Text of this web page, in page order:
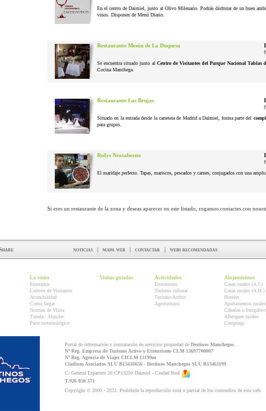
En el centro de Daimiel, junto al Olivo Milenario. Podrás disfrutar de un buen
vinos. Disponen de Menú Diario.
Restaurante Mesón de La Duquesa
Se encuentra situado junto al Centro de Visitantes del Parque Nacional Tablas
Cocina Manchega.
Restaurante Las Brujas
Situado en la entrada desde la carretera de Madrid a Daimiel, forma parte del
para grupos.
Rufys Neotaberna
El maridaje perfecto. Tapas, mariscos, pescados y carnes, conjugados con una
Si eres un restaurante de la zona y deseas aparecer en este listado, rogamos contactes con
noticias | mapa web | contactar | webs recomendadas
La visita
Itinerarios
Centros de Visitantes
Accesibilidad
Como llegar
Normas de Visita
Tienda / Alquiler
Parte meteorológico
Visitas guiadas Actividades
Ecoturismo
Turismo cultural
Turismo Activo
Agroturismo
Alojamientos
Casas rurales (A.I.)
Casas rurales (A.H.)
Hoteles
Apartamentos rurales
Cabañas o
Albergues rurales
Campings
Portal de información y contratación de servicios propiedad de Destinos Manchegos
Nº Reg. Empresa de Turismo Activo y Ecoturismo CLM 13697700007
Nº Reg. Agencia de Viajes CICLM 13199m
Cladium Asociados SLU B13416656 - Destinos Manchegos SLU B13461199
C/ General Espartero 26 CP13250 Daimiel - Ciudad Real
T.926 850 371
Copyright © 2000 - 2022. Prohibida la reproducción total o parcial de los contendios de esta web.